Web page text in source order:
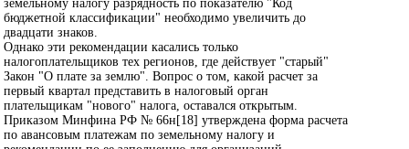
земельному налогу разрядность по показателю "Код
бюджетной классификации" необходимо увеличить до
двадцати знаков.
Однако эти рекомендации касались только
налогоплательщиков тех регионов, где действует "старый"
Закон "О плате за землю". Вопрос о том, какой расчет за
первый квартал представить в налоговый орган
плательщикам "нового" налога, оставался открытым.
Приказом Минфина РФ № 66н[18] утверждена форма расчета
по авансовым платежам по земельному налогу и